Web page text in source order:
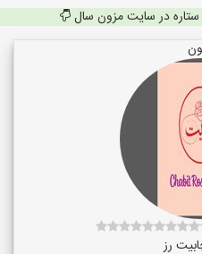
در سایت مزون سال
رز